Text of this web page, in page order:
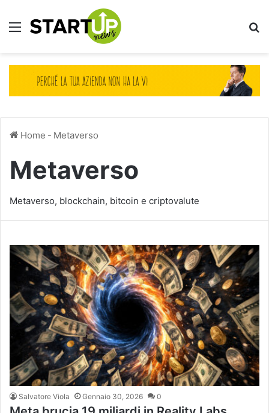
Menu
Home - Metaverso
Metaverso
Metaverso, blockchain, bitcoin e criptovalute
Salvatore Viola Gennaio 30, 2026 0